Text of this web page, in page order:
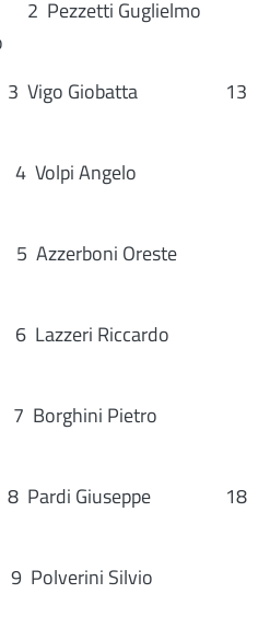
2 Pezzetti Guglielmo
Giobatta 13
4 Volpi Angelo
Oreste
Lazzeri Riccardo
Borghini Pietro
Giuseppe 18
Silvio